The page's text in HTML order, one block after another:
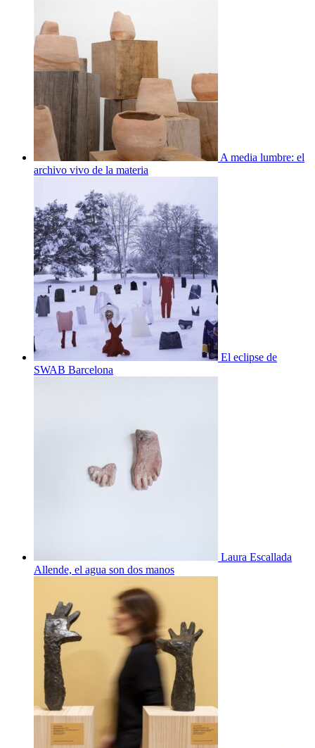
A media lumbre: el
archivo vivo de la materia
El eclipse de
SWAB Barcelona
Laura Escallada
Allende, el agua son dos manos